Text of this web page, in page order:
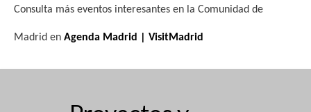
Consulta más eventos interesantes en la Comunidad de
Madrid en Agenda Madrid | VisitMadrid